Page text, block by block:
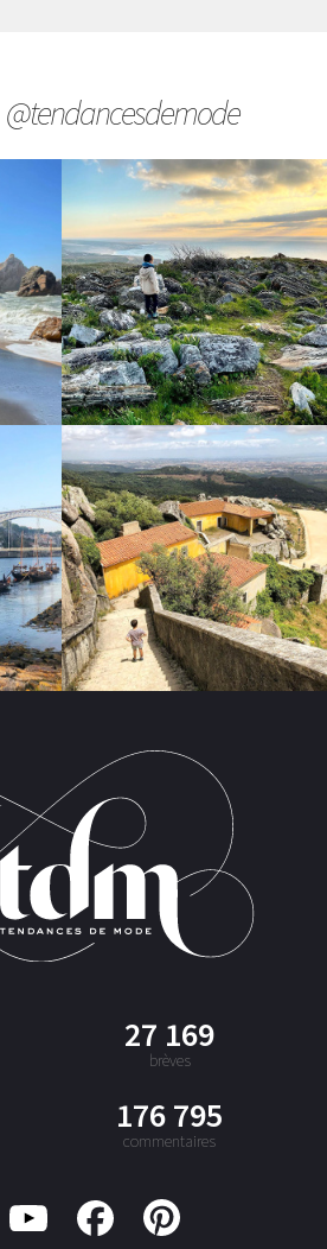
@tendancesdemode
27 169
brèves
176 795
commentaires